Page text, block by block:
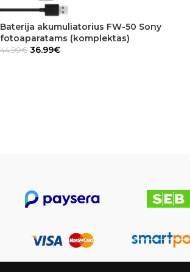
Baterija akumuliatorius FW-50 Sony
fotoaparatams (komplektas)
44.99€ 36.99€